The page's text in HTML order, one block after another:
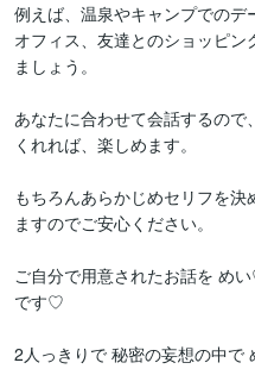
例えば、温泉やキャンプでのデ
オフィス、友達とのショッピン
ましょう。
あなたに合わせて会話するの
くれれば、楽しめます。
もちろんあらかじめセリフを
ますのでご安心ください。
ご自分で用意されたお話を め
です♡
2人っきりで 秘密の妄想の中で